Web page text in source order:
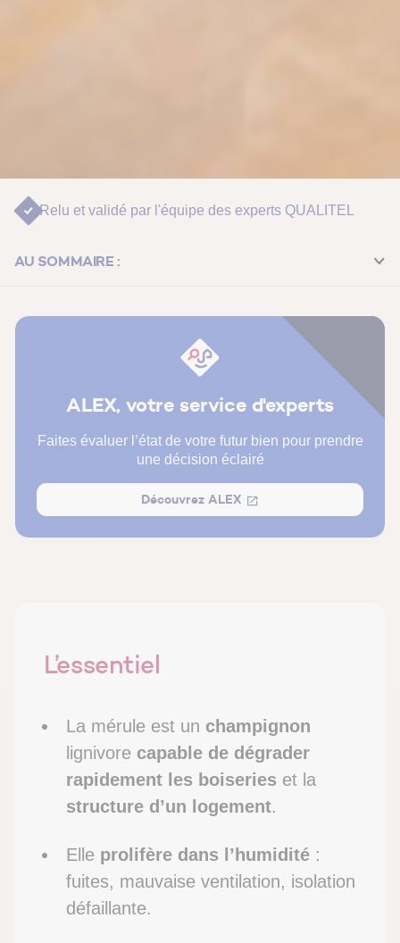
L’essentiel
La mérule est un champignon
lignivore capable de dégrader
rapidement les boiseries et la
structure d’un logement.
Elle prolifère dans l’humidité :
fuites, mauvaise ventilation, isolation
défaillante.
Relu et validé par l'équipe des experts QUALITEL
AU SOMMAIRE :
Les obligations légales en cas de mérule dans le
FAQ Invasion de mérule : nos réponses à vos questions
ALEX, votre service d'experts
Faites évaluer l’état de votre futur bien pour prendre
une décision éclairé
Découvrez ALEX